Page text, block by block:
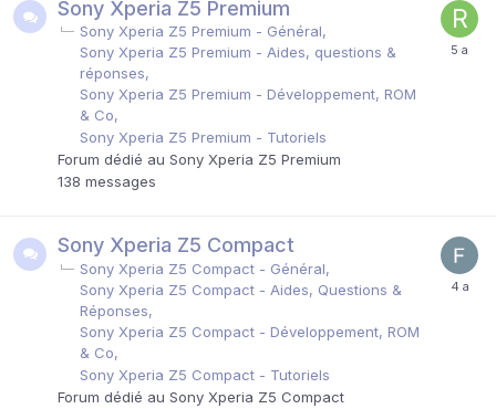
Sony Xperia Z5 Premium
Sony Xperia Z5 Premium - Général
Sony Xperia Z5 Premium - Aides, questions &
réponses
Sony Xperia Z5 Premium - Développement, ROM
& Co
Sony Xperia Z5 Premium - Tutoriels
Forum dédié au Sony Xperia Z5 Premium
138 messages
Sony Xperia Z5 Compact
Sony Xperia Z5 Compact - Général
Sony Xperia Z5 Compact - Aides, Questions &
Réponses
Sony Xperia Z5 Compact - Développement, ROM
& Co
Sony Xperia Z5 Compact - Tutoriels
Forum dédié au Sony Xperia Z5 Compact